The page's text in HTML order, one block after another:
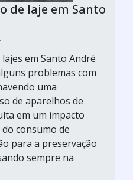
de laje em Santo
em Santo André
problemas com
uma
de aparelhos de
em um impacto
consumo de
para a preservação
sempre na